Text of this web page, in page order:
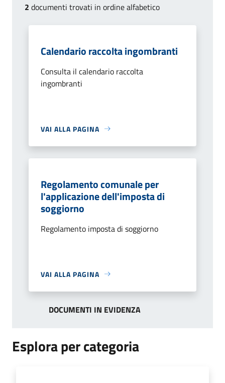
2 documenti trovati in ordine alfabetico
Calendario raccolta ingombranti
Consulta il calendario raccolta
ingombranti
VAI ALLA PAGINA
Regolamento comunale per
l'applicazione dell'imposta di
soggiorno
Regolamento imposta di soggiorno
VAI ALLA PAGINA
DOCUMENTI IN EVIDENZA
Esplora per categoria